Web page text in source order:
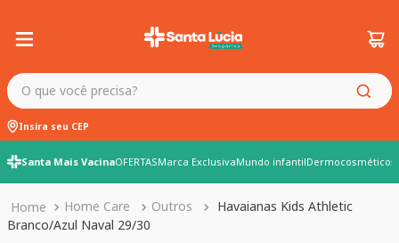
O que você precisa?
Insira seu CEP
Santa Mais VacinaOFERTASMarca ExclusivaMundo infantilDermocosméticos
Home Care Outros
Havaianas Kids Athletic
Branco/Azul Naval 29/30